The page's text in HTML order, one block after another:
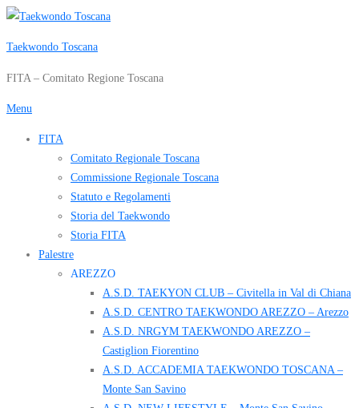
Passa
contenuto
Taekwondo Toscana
FITA – Comitato Regione Toscana
Menu
FITA
Comitato Regionale Toscana
Commissione Regionale Toscana
Statuto e Regolamenti
Storia del Taekwondo
Storia FITA
Palestre
AREZZO
A.S.D. TAEKYON CLUB – Civitella in Val di Chiana
A.S.D. CENTRO TAEKWONDO AREZZO – Arezzo
A.S.D. NRGYM TAEKWONDO AREZZO –
Castiglion Fiorentino
A.S.D. ACCADEMIA TAEKWONDO TOSCANA –
Monte San Savino